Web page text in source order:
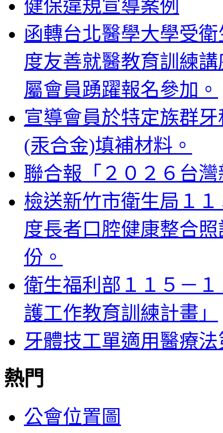
健保違規宣導案例
函轉台北醫學大學受
度友善就醫教育訓練
屬會員踴躍報名參加。
宣導會員於特定族群
(汞合金)填補材料。
聯合報「２０２６台
檢送新竹市衛生局１
度長者口腔健康整合
份。
衛生福利部１１５－
護工作教育訓練計畫」
牙體技工單適用醫療
熱門
公會位置圖